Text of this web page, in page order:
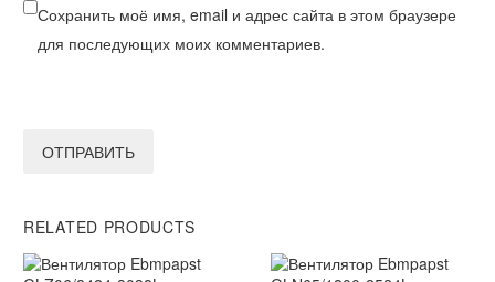
Сохранить моё имя, email и адрес сайта в этом браузере
для последующих моих комментариев.
ОТПРАВИТЬ
RELATED PRODUCTS